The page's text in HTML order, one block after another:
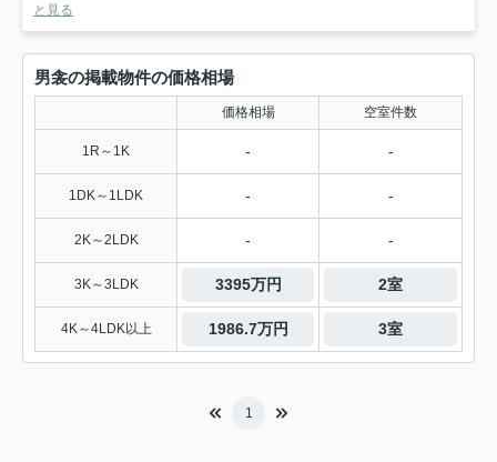
と見る
男衾の掲載物件の価格相場
価格相場 空室件数
1R～1K - -
1DK～1LDK - -
2K～2LDK - -
3K～3LDK 3395万円 2室
4K～4LDK以上 1986.7万円 3室
1